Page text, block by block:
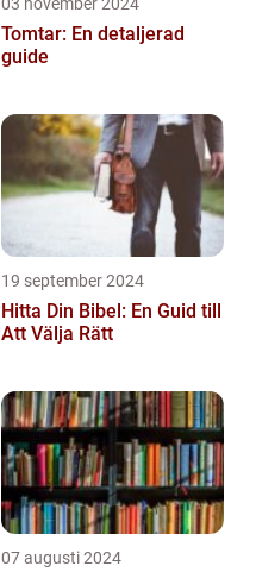
Tomtar: En detaljerad
guide
19 september 2024
Hitta Din Bibel: En Guid till
Att Välja Rätt
07 augusti 2024